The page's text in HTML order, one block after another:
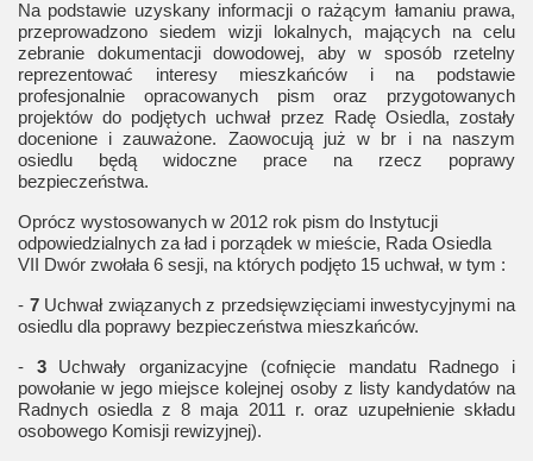
Na podstawie uzyskany informacji o rażącym łamaniu prawa,
przeprowadzono siedem wizji lokalnych, mających na celu
zebranie dokumentacji dowodowej, aby w sposób rzetelny
reprezentować interesy mieszkańców i na podstawie
profesjonalnie opracowanych pism oraz przygotowanych
projektów do podjętych uchwał przez Radę Osiedla, zostały
docenione i zauważone. Zaowocują już w br i na naszym
osiedlu będą widoczne prace na rzecz poprawy
bezpieczeństwa.
Oprócz wystosowanych w 2012 rok pism do Instytucji
odpowiedzialnych za ład i porządek w mieście, Rada Osiedla
VII Dwór zwołała 6 sesji, na których podjęto 15 uchwał, w tym :
- 7Uchwał związanych z przedsięwzięciami inwestycyjnymi na
osiedlu dla poprawy bezpieczeństwa mieszkańców.
- 3Uchwały organizacyjne (cofnięcie mandatu Radnego i
powołanie w jego miejsce kolejnej osoby z listy kandydatów na
Radnych osiedla z 8 maja 2011 r. oraz uzupełnienie składu
osobowego Komisji rewizyjnej).